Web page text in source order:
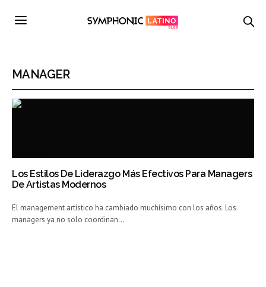
MANAGER
Los Estilos De Liderazgo Más Efectivos Para Managers
De Artistas Modernos
El management artístico ha cambiado muchísimo con los años. Los
managers ya no solo coordinan…